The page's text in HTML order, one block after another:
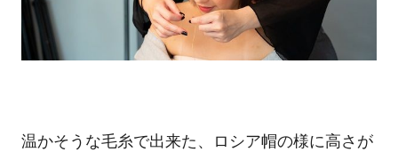
温かそうな毛糸で出来た、ロシア帽の様に高さが